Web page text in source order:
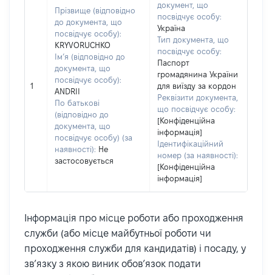
1
Прізвище (відповідно
до документа, що
посвідчує особу):
KRYVORUCHKO
Ім’я (відповідно до
документа, що
посвідчує особу):
ANDRII
По батькові
(відповідно до
документа, що
посвідчує особу) (за
наявності): Не
застосовується
документ, що
посвідчує особу:
Україна
Тип документа, що
посвідчує особу:
Паспорт
громадянина України
для виїзду за кордон
Реквізити документа,
що посвідчує особу:
[Конфіденційна
інформація]
Ідентифікаційний
номер (за наявності):
[Конфіденційна
інформація]
Інформація про місце роботи або проходження
служби (або місце майбутньої роботи чи
проходження служби для кандидатів) і посаду, у
зв’язку з якою виник обов’язок подати